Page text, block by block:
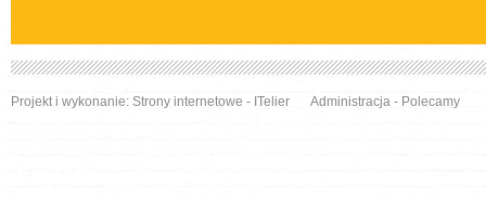
Projekt i wykonanie: Strony internetowe - ITelier Administracja - Polecamy